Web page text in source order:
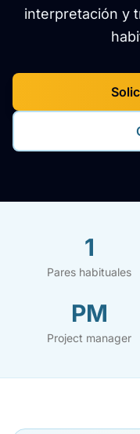
interpretación y
1
Pares habituales
PM
Project manager